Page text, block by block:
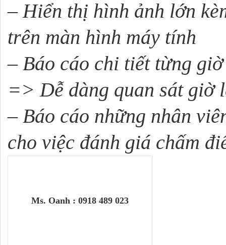
–Hiển thị hình ảnh lớn
trên màn hình máy tính
– Báo cáo chi tiết từng
=> Dễ dàng quan sát giờ
– Báo cáo những nhân
cho việc đánh giá chấm
Ms. Oanh : 0918 489 023